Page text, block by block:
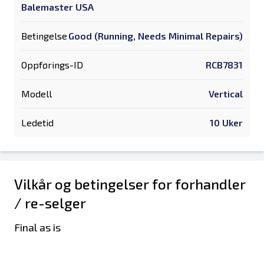
Balemaster USA
Betingelse Good (Running, Needs Minimal Repairs)
Oppførings-ID RCB7831
Modell Vertical
Ledetid 10 Uker
Vilkår og betingelser for forhandler
/ re-selger
Final as is